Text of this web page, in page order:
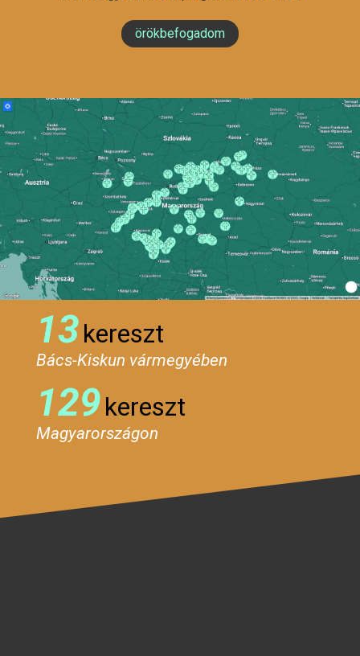
örökbefogadom
13kereszt
Bács-Kiskun vármegyében
129kereszt
Magyarországon